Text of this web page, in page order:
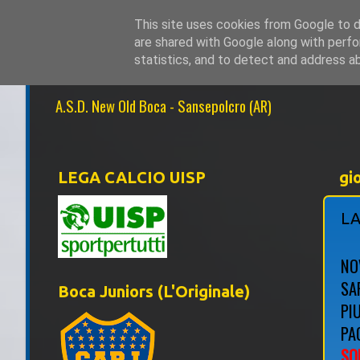
NEW OLD BOCA
A.S.D. New Old Boca - Sansepolcro (AR)
LEGA CALCIO UISP
Boca Juniors (L'Originale)
This site uses cookies from Google to
are shared with Google along with
statistics, and to detect and address